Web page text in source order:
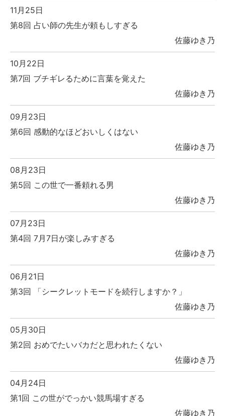
11月25日
第8回 占い師の先生が頼もしすぎる
佐藤ゆき乃
10月22日
第7回 ブチギレるために言葉を覚えた
佐藤ゆき乃
09月23日
第6回 感動的なほどおいしくはない
佐藤ゆき乃
08月23日
第5回 この世で一番頼れる男
佐藤ゆき乃
07月23日
第4回 7月7日が楽しみすぎる
佐藤ゆき乃
06月21日
第3回 「シークレットモードを続行しますか？」
佐藤ゆき乃
05月30日
第2回 おめでたいバカだと思われたくない
佐藤ゆき乃
04月24日
第1回 この世がでっかい競馬場すぎる
佐藤ゆき乃